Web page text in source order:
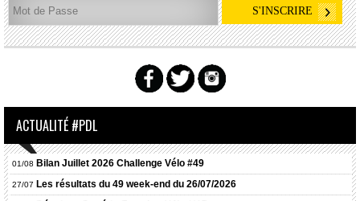
ACTUALITÉ #PDL
01/08 Bilan Juillet 2026 Challenge Vélo #49
27/07 Les résultats du 49 week-end du 26/07/2026